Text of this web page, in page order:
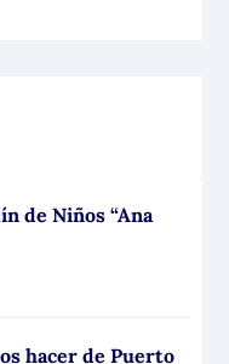
de Niños “Ana
hacer de Puerto